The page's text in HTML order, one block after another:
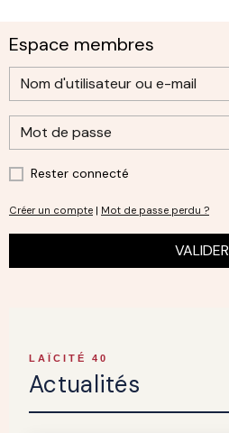
Espace membres
Rester connecté
Créer un compte | Mot de passe perdu ?
VALIDER
LAÏCITÉ 40
Actualités